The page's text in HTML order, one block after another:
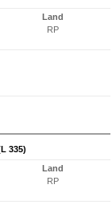
Land
RP
335)
Land
RP